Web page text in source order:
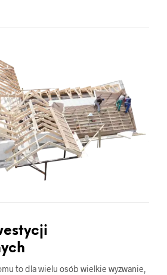
to dla wielu osób wielkie wyzwanie,